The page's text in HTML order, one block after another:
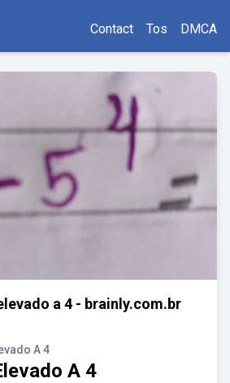
Contact Tos DMCA
a 4 - brainly.com.br
A 4
A 4